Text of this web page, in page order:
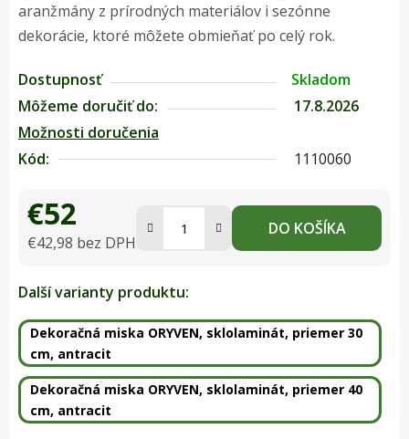
aranžmány z prírodných materiálov i sezónne
dekorácie, ktoré môžete obmieňať po celý rok.
Dostupnosť
Skladom
Môžeme doručiť do:
17.8.2026
Možnosti doručenia
Kód:
1110060
€52
€42,98 bez DPH
DO KOŠÍKA
Další varianty produktu:
Dekoračná miska ORYVEN, sklolaminát, priemer 30
cm, antracit
Dekoračná miska ORYVEN, sklolaminát, priemer 40
cm, antracit